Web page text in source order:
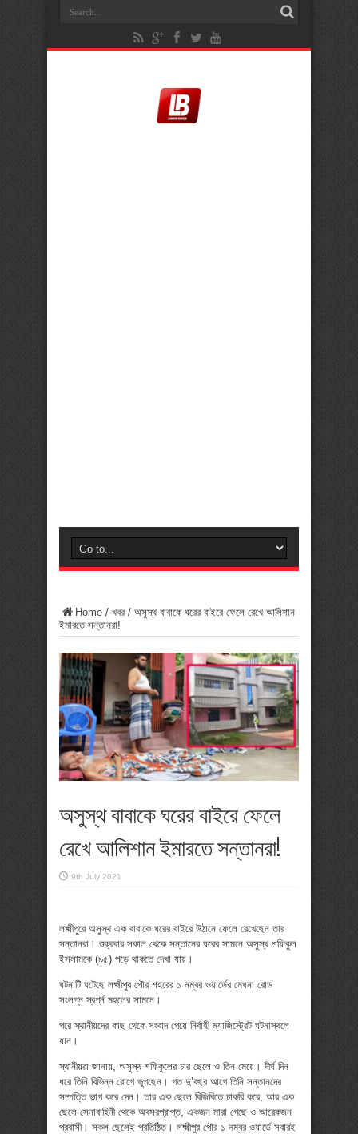
Home / খবর / অসুস্থ বাবাকে ঘরের বাইরে ফেলে রেখে আলিশান
ইমারতে সন্তানরা!
অসুস্থ বাবাকে ঘরের বাইরে ফেলে
রেখে আলিশান ইমারতে সন্তানরা!
9th July 2021
লক্ষ্মীপুরে অসুস্থ এক বাবাকে ঘরের বাইরে উঠানে ফেলে রেখেছেন তার
সন্তানরা। শুক্রবার সকাল থেকে সন্তানের ঘরের সামনে অসুস্থ শফিকুল
ইসলামকে (৯৫) পড়ে থাকতে দেখা যায়।
ঘটনাটি ঘটেছে লক্ষ্মীপুর পৌর শহরের ১ নম্বর ওয়ার্ডের মেঘনা রোড
সংলগ্ন স্বর্প্ন মহলের সামনে।
পরে স্থানীয়দের কাছ থেকে সংবাদ পেয়ে নির্বাহী ম্যাজিস্ট্রেট ঘটনাস্থলে
যান।
স্থানীয়রা জানায়, অসুস্থ শফিকুলের চার ছেলে ও তিন মেয়ে। দীর্ঘ দিন
ধরে তিনি বিভিন্ন রোগে ভুগছেন। গত দু’বছর আগে তিনি সন্তানদের
সম্পত্তি ভাগ করে দেন। তার এক ছেলে বিজিবিতে চাকরি করে, আর এক
ছেলে সেনাবাহিনী থেকে অবসরপ্রাপ্ত, একজন মারা গেছে ও আরেকজন
প্রবাসী। সকল ছেলেই প্রতিষ্ঠিত। লক্ষ্মীপুর পৌর ১ নম্বর ওয়ার্ডে সবারই